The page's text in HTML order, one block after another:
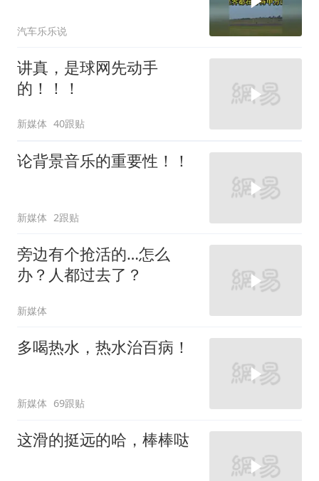
汽车乐乐说
讲真，是球网先动手
的！！！
新媒体 40跟贴
论背景音乐的重要性！！
新媒体 2跟贴
旁边有个抢活的…怎么
办？人都过去了？
新媒体
多喝热水，热水治百病！
新媒体 69跟贴
这滑的挺远的哈，棒棒哒